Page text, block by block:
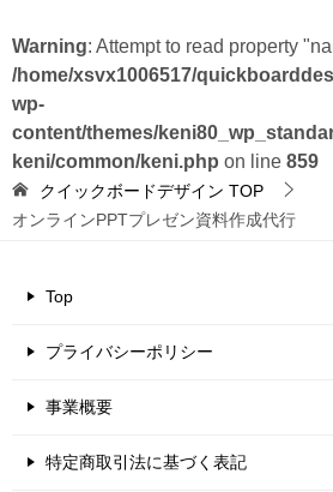
Warning: Attempt to read property
/home/xsvx1006517/
wp-
content/themes/
keni/common/keni.php on line 859
クイックボードデザイン TOP
オンラインPPTプレゼン資料作成代行
Top
プライバシーポリシー
事業概要
特定商取引法に基づく表記